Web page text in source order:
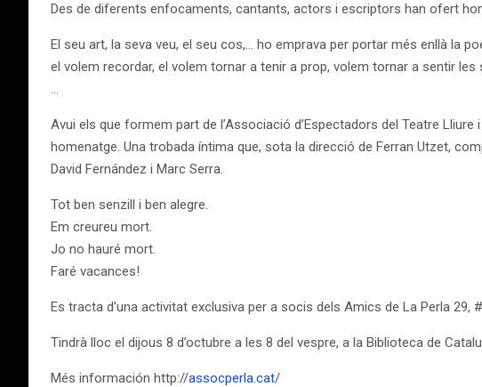
Des de diferents enfocaments, cantants, actors i escriptors han ofert
El seu art, la seva veu, el seu cos,… ho emprava per portar més enllà la
el volem recordar, el volem tornar a tenir a prop, volem tornar a sentir
…
Avui els que formem part de l’Associació d’Espectadors del Teatre
homenatge. Una trobada íntima que, sota la direcció de Ferran Utzet,
David Fernández i Marc Serra.
Tot ben senzill i ben alegre.
Em creureu mort.
Jo no hauré mort.
Faré vacances!
Es tracta d’una activitat exclusiva per a socis dels Amics de La Perla 29,
Tindrà lloc el dijous 8 d’octubre a les 8 del vespre, a la Biblioteca de
Més información http://assocperla.cat/